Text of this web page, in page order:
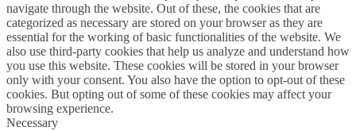
navigate through the website. Out of these, the cookies that are
categorized as necessary are stored on your browser as they are
essential for the working of basic functionalities of the website. We
also use third-party cookies that help us analyze and understand how
you use this website. These cookies will be stored in your browser
only with your consent. You also have the option to opt-out of these
cookies. But opting out of some of these cookies may affect your
browsing experience.
Necessary